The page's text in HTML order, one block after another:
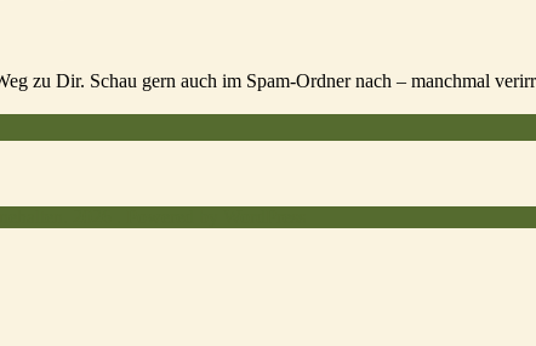
zu Dir. Schau gern auch im Spam-Ordner nach – manchmal